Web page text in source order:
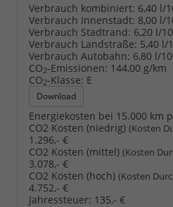
Verbrauch kombiniert: 6,40 l/
Verbrauch Innenstadt: 8,00 l/
Verbrauch Stadtrand: 6,20 l/
Verbrauch Landstraße: 5,40 l/
Verbrauch Autobahn: 6,80 l/
CO2-Emissionen: 144,00 g/km
CO2-Klasse: E
Download
Energiekosten bei 15.000 km
CO2 Kosten (niedrig) (Kosten
1.296,- €
CO2 Kosten (mittel) (Kosten
3.078,- €
CO2 Kosten (hoch) (Kosten
4.752,- €
Jahressteuer: 135,- €